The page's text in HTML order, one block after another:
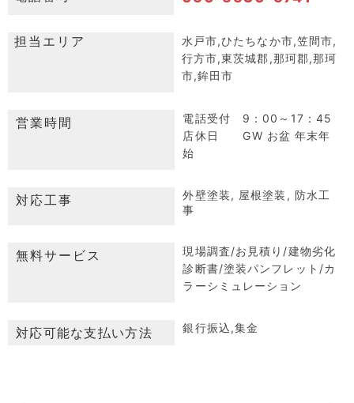
担当エリア
水戸市,ひたちなか市,笠間市,
行方市,東茨城郡,那珂郡,那珂
市,鉾田市
営業時間
電話受付 9：00～17：45
店休日 GW お盆 年末年
始
対応工事
外壁塗装, 屋根塗装, 防水工
事
無料サービス
現場調査/お見積り/建物劣化
診断書/塗装パンフレット/カ
ラーシミュレーション
対応可能な支払い方法 銀行振込,集金